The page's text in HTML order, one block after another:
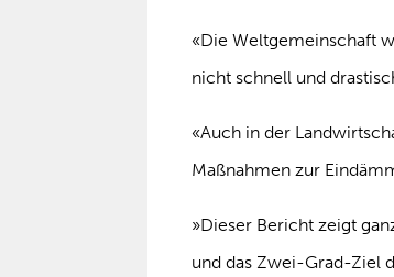
«Die Weltgemeinschaft
nicht schnell und
«Auch in der
Maßnahmen zur
»Dieser Bericht zeigt
und das Zwei-Grad-Ziel